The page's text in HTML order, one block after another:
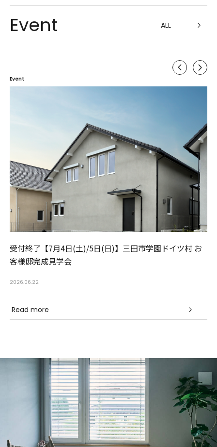
Event ALL
Event
受付終了【7月4日(土)/5日(日)】三田市学園ドイツ村 お
客様邸完成見学会
2026.06.22
Read more